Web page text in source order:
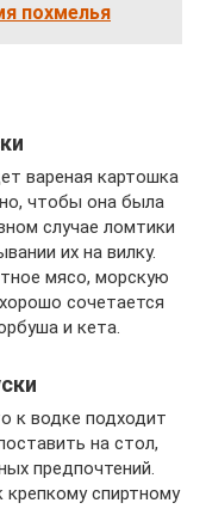
похмелья
вареная картошка
чтобы она была
случае ломтики
их на вилку.
мясо, морскую
сочетается
и кета.
к водке подходит
на стол,
предпочтений.
спиртному